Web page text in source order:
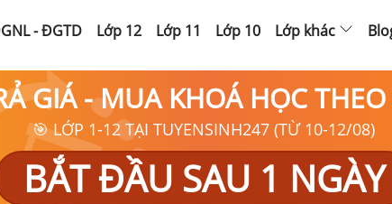
- ĐGTD Lớp 12 Lớp 11 Lớp 10 Lớp khác
GIÁ - MUA KHOÁ HỌC THEO
🎯 LỚP 1-12 TẠI TUYENSINH247 (TỪ 10-12/08)
BẮT ĐẦU SAU 1 NGÀY